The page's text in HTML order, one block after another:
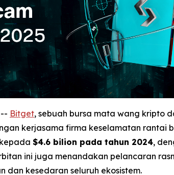
Bitget, sebuah bursa mata wang kripto
kerjasama firma keselamatan rantai
$4.6 bilion pada tahun 2024,
ini juga menandakan pelancaran
kesedaran seluruh ekosistem.